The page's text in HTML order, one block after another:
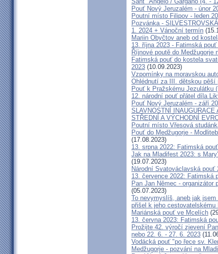
Pouť Nový Jeruzalém - únor
Poutní místo Filipov - leden
Pozvánka -
1. 2024 + Vánoční termín
Mariin Obyčtov aneb od
13. října 2023 - Fatimská
Říjnové poutě do Medžugorje
Fatimská pouť do kostela
2023 (10.09.2023)
Vzpomínky na moravskou
Ohlédnutí za III. dětskou pěší
Pouť k Pražskému Jezulátku
12. národní pouť přátel díla
Pouť Nový Jeruzalém - září
SLAVNOSTNÍ
STŘEDNÍ A VÝCHODNÍ
Poutní místo Vřesová
Pouť do Medžugorje -
(17.08.2023)
13. srpna 2022: Fatimská
Jak na Mladifest 2023: s
(19.07.2023)
Národní Svatováclavská pouť
13. července 2022: Fatimská
Pan Jan Němec -
(05.07.2023)
To nevymyslíš, aneb jak
přišel k jeho cestovatelskému
Mariánská pouť ve Mcelích
13. června 2023: Fatimská
Prožijte 42. výročí zjevení
nebo 22. 6. - 27. 6. 2023
Vodácká pouť "po řece sv.
Medžugorje - pozvání na